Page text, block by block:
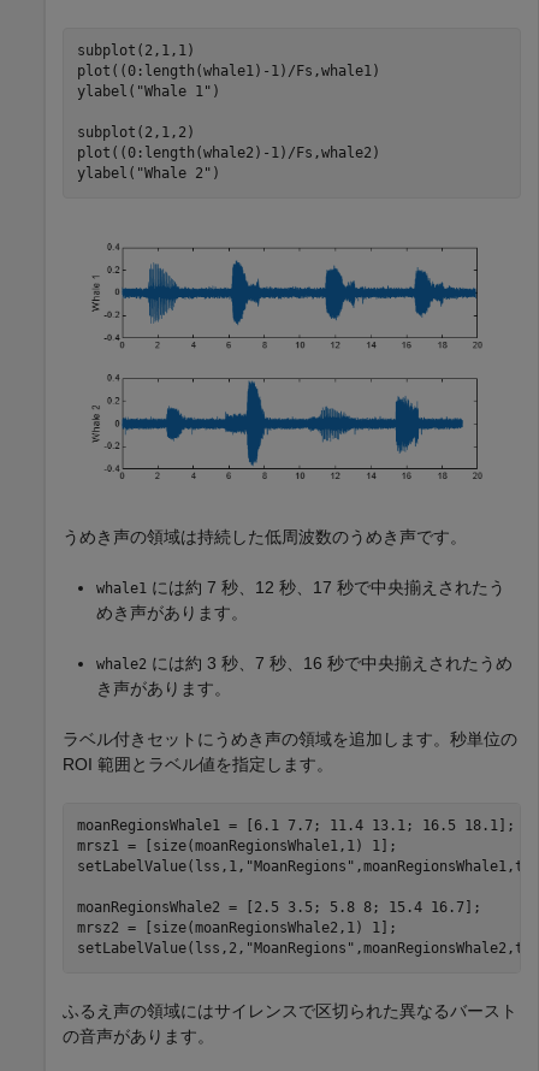
subplot(2,1,1)
plot((0:length(whale1)-1)/Fs,whale1)
ylabel( "Whale 1" )
subplot(2,1,2)
plot((0:length(whale2)-1)/Fs,whale2)
ylabel( "Whale 2" )
うめき声の領域は持続した低周波数のうめき声です。
whale1 には約 7 秒、12 秒、17 秒で中央揃えされたう
めき声があります。
whale2 には約 3 秒、7 秒、16 秒で中央揃えされたうめ
き声があります。
ラベル付きセットにうめき声の領域を追加します。秒単位の
ROI 範囲とラベル値を指定します。
moanRegionsWhale1 = [6.1 7.7; 11.4 13.1; 16.5 18.1];
mrsz1 = [size(moanRegionsWhale1,1) 1];
setLabelValue(lss,1, "MoanRegions"
moanRegionsWhale2 = [2.5 3.5; 5.8 8; 15.4 16.7];
mrsz2 = [size(moanRegionsWhale2,1) 1];
setLabelValue(lss,2, "MoanRegions"
ふるえ声の領域にはサイレンスで区切られた異なるバースト
の音声があります。